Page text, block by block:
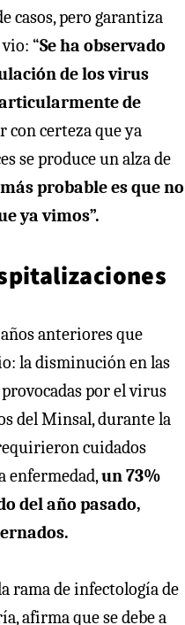
casos, pero garantiza
“Se ha observado
de los virus
de
con certeza que ya
se produce un alza de
probable es que no
ya vimos”.
anteriores que
la disminución en las
por el virus
del Minsal, durante la
cuidados
enfermedad,un 73%
del año pasado,
rama de infectología de
afirma que se debe a